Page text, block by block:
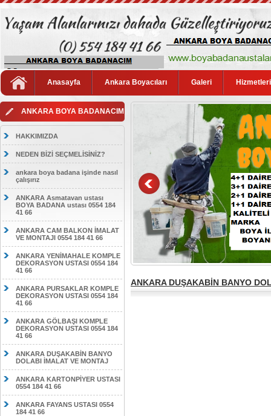
Anasayfa Ankara Boyacıları Galeri
ANKARA BOYA BADANACIM
HAKKIMIZDA
NEDEN BİZİ SEÇMELİSİNİZ?
ankara boya badana işinde nasıl
çalışırız
ANKARA Asmatavan ustası
BOYA BADANA ustası 0554 184
41 66
ANKARA CAM BALKON İMALAT
VE MONTAJI 0554 184 41 66
ANKARA YENİMAHALE KOMPLE
DEKORASYON USTASI 0554 184
41 66
ANKARA PURSAKLAR KOMPLE
DEKORASYON USTASI 0554 184
41 66
ANKARA GÖLBAŞI KOMPLE
DEKORASYON USTASI 0554 184
41 66
ANKARA DUŞAKABİN BANYO
DOLABI İMALAT VE MONTAJ
ANKARA KARTONPİYER USTASI
0554 184 41 66
ANKARA FAYANS USTASI 0554
184 41 66
ANKARA DUŞAKABİN BANYO